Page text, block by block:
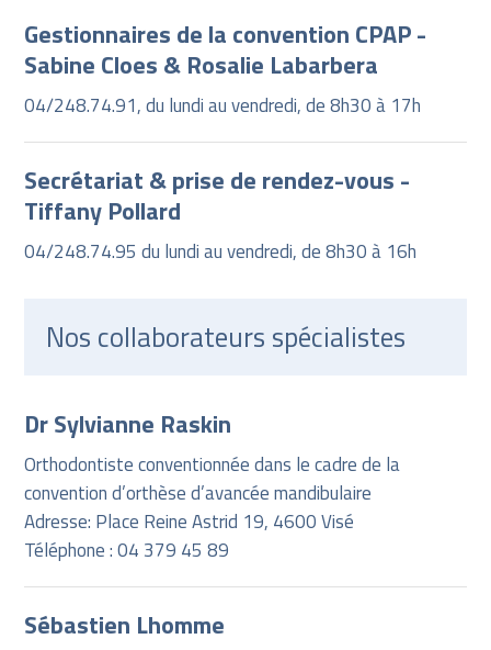
Gestionnaires de la convention CPAP -
Sabine Cloes & Rosalie Labarbera
04/248.74.91, du lundi au vendredi, de 8h30 à 17h
Secrétariat & prise de rendez-vous -
Tiffany Pollard
04/248.74.95 du lundi au vendredi, de 8h30 à 16h
Nos collaborateurs spécialistes
Dr Sylvianne Raskin
Orthodontiste conventionnée dans le cadre de la
convention d’orthèse d’avancée mandibulaire
Adresse: Place Reine Astrid 19, 4600 Visé
Téléphone : 04 379 45 89
Sébastien Lhomme